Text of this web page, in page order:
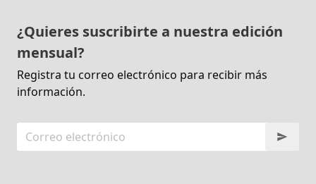
¿Quieres suscribirte a nuestra edición
mensual?
Registra tu correo electrónico para recibir más
información.